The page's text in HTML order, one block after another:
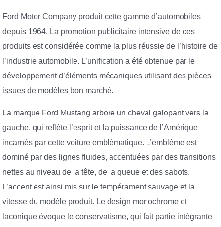
Ford Motor Company produit cette gamme d’automobiles
depuis 1964. La promotion publicitaire intensive de ces
produits est considérée comme la plus réussie de l’histoire de
l’industrie automobile. L’unification a été obtenue par le
développement d’éléments mécaniques utilisant des pièces
issues de modèles bon marché.
La marque Ford Mustang arbore un cheval galopant vers la
gauche, qui reflète l’esprit et la puissance de l’Amérique
incarnés par cette voiture emblématique. L’emblème est
dominé par des lignes fluides, accentuées par des transitions
nettes au niveau de la tête, de la queue et des sabots.
L’accent est ainsi mis sur le tempérament sauvage et la
vitesse du modèle produit. Le design monochrome et
laconique évoque le conservatisme, qui fait partie intégrante